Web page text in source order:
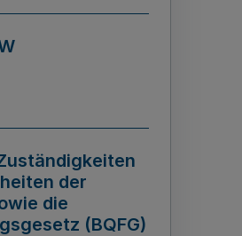
der
die
(BQFG)